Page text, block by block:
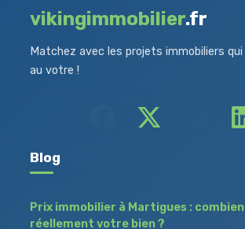
vikingimmobilier.fr
Matchez avec les projets immobiliers
au votre !
Blog
Prix immobilier à Martigues :
réellement votre bien ?